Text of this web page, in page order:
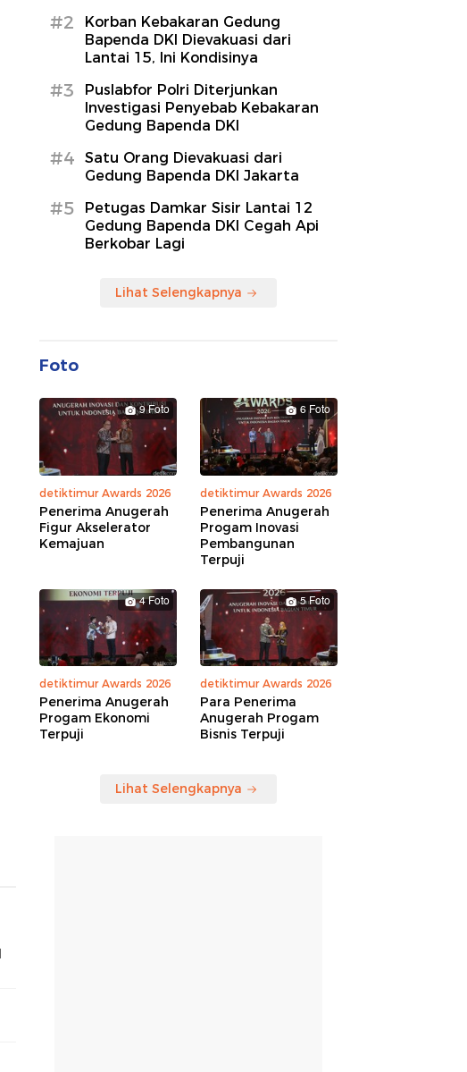
#2
Korban Kebakaran Gedung
Bapenda DKI Dievakuasi dari
Lantai 15, Ini Kondisinya
#3
Puslabfor Polri Diterjunkan
Investigasi Penyebab Kebakaran
Gedung Bapenda DKI
#4
Satu Orang Dievakuasi dari
Gedung Bapenda DKI Jakarta
#5
Petugas Damkar Sisir Lantai 12
Gedung Bapenda DKI Cegah Api
Berkobar Lagi
Lihat Selengkapnya
Foto
9 Foto
detiktimur Awards 2026
Penerima Anugerah
Figur Akselerator
Kemajuan
6 Foto
detiktimur Awards 2026
Penerima Anugerah
Progam Inovasi
Pembangunan
Terpuji
4 Foto
detiktimur Awards 2026
Penerima Anugerah
Progam Ekonomi
Terpuji
5 Foto
detiktimur Awards 2026
Para Penerima
Anugerah Progam
Bisnis Terpuji
Lihat Selengkapnya